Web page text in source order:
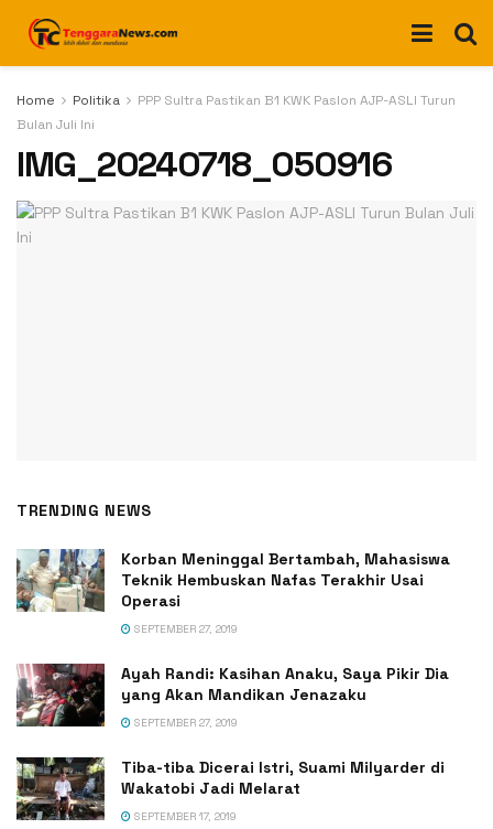
Home Politika
PPP Sultra Pastikan B1 KWK Paslon AJP-ASLI Turun
Bulan Juli Ini
IMG_20240718_050916
TRENDING NEWS
Korban Meninggal Bertambah, Mahasiswa
Teknik Hembuskan Nafas Terakhir Usai
Operasi
SEPTEMBER 27, 2019
Ayah Randi: Kasihan Anaku, Saya Pikir Dia
yang Akan Mandikan Jenazaku
SEPTEMBER 27, 2019
Tiba-tiba Dicerai Istri, Suami Milyarder di
Wakatobi Jadi Melarat
SEPTEMBER 17, 2019